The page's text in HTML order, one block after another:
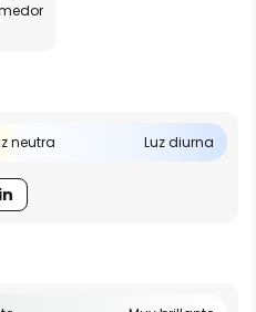
neutra Luz diurna